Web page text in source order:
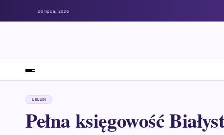
20 lipca, 2026
USŁUGI
Pełna księgowość